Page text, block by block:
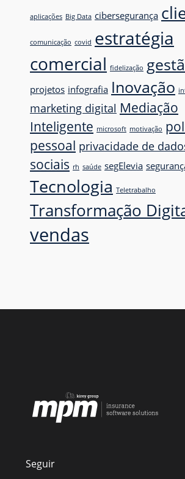
aplicações Big Data cibersegurança
comunicação covid estratégia
comercial fidelização
projetos infografia Inovação
marketing digital Mediação
Inteligente microsoft motivação
pessoal privacidade de
sociais rh saúde segElevia
Tecnologia Teletrabalho
Transformação
vendas
Seguir